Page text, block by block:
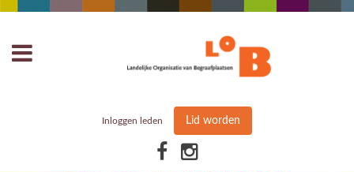
Inloggen leden Lid worden